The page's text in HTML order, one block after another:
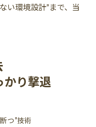
い環境設計”まで、当
り撃退
つ”技術